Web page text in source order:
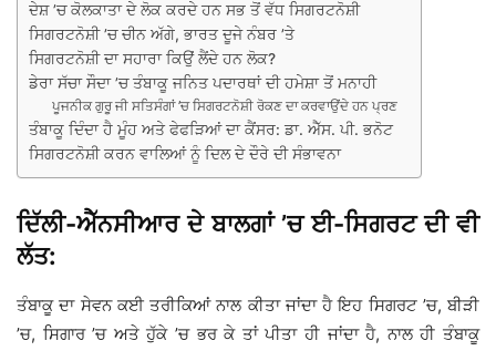
ਦੇਸ਼ ’ਚ ਕੋਲਕਾਤਾ ਦੇ ਲੋਕ ਕਰਦੇ ਹਨ ਸਭ ਤੋਂ ਵੱਧ ਸਿਗਰਟਨੋਸ਼ੀ
ਸਿਗਰਟਨੋਸ਼ੀ ’ਚ ਚੀਨ ਅੱਗੇ, ਭਾਰਤ ਦੂਜੇ ਨੰਬਰ ’ਤੇ
ਸਿਗਰਟਨੋਸ਼ੀ ਦਾ ਸਹਾਰਾ ਕਿਉਂ ਲੈਂਦੇ ਹਨ ਲੋਕ?
ਡੇਰਾ ਸੱਚਾ ਸੌਦਾ ’ਚ ਤੰਬਾਕੂ ਜਨਿਤ ਪਦਾਰਥਾਂ ਦੀ ਹਮੇਸ਼ਾ ਤੋਂ ਮਨਾਹੀ
ਪੂਜਨੀਕ ਗੁਰੂ ਜੀ ਸਤਿਸੰਗਾਂ ’ਚ ਸਿਗਰਟਨੋਸ਼ੀ ਰੋਕਣ ਦਾ ਕਰਵਾਉਂਦੇ ਹਨ ਪ੍ਰਣ
ਤੰਬਾਕੂ ਦਿੰਦਾ ਹੈ ਮੂੰਹ ਅਤੇ ਫੇਫੜਿਆਂ ਦਾ ਕੈਂਸਰ: ਡਾ. ਐੱਸ. ਪੀ. ਭਨੋਟ
ਸਿਗਰਟਨੋਸ਼ੀ ਕਰਨ ਵਾਲਿਆਂ ਨੂੰ ਦਿਲ ਦੇ ਦੌਰੇ ਦੀ ਸੰਭਾਵਨਾ
ਦਿੱਲੀ-ਐੱਨਸੀਆਰ ਦੇ ਬਾਲਗਾਂ ’ਚ ਈ-ਸਿਗਰਟ ਦੀ ਵੀ
ਲੱਤ:
ਤੰਬਾਕੂ ਦਾ ਸੇਵਨ ਕਈ ਤਰੀਕਿਆਂ ਨਾਲ ਕੀਤਾ ਜਾਂਦਾ ਹੈ ਇਹ ਸਿਗਰਟ ’ਚ, ਬੀੜੀ
’ਚ, ਸਿਗਾਰ ’ਚ ਅਤੇ ਹੁੱਕੇ ’ਚ ਭਰ ਕੇ ਤਾਂ ਪੀਤਾ ਹੀ ਜਾਂਦਾ ਹੈ, ਨਾਲ ਹੀ ਤੰਬਾਕੂ